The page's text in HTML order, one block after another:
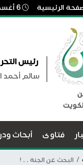
الرئيسية
رئيس
سالم أحمد
فتاوى أبحاث
البحث عن الجنة . . !